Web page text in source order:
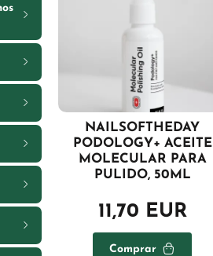
NAILSOFTHEDAY
PODOLOGY+ ACEITE
MOLECULAR PARA
PULIDO, 50ML
11,70 EUR
Comprar